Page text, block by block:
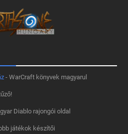
- WarCraft könyvek magyarul
Diablo rajongói oldal
játékok készítői